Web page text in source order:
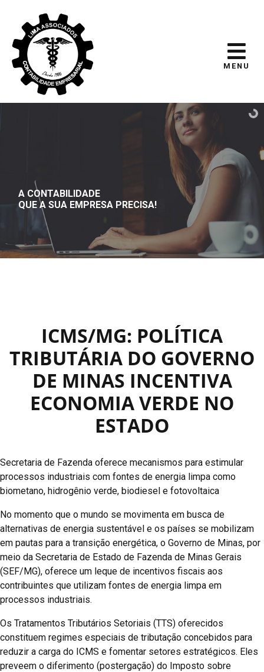
MENU
A CONTABILIDADE
QUE A SUA EMPRESA PRECISA!
ICMS/MG: POLÍTICA
TRIBUTÁRIA DO GOVERNO
DE MINAS INCENTIVA
ECONOMIA VERDE NO
ESTADO
Secretaria de Fazenda oferece mecanismos para estimular
processos industriais com fontes de energia limpa como
biometano, hidrogênio verde, biodiesel e fotovoltaica
No momento que o mundo se movimenta em busca de
alternativas de energia sustentável e os países se mobilizam
em pautas para a transição energética, o Governo de Minas, por
meio da Secretaria de Estado de Fazenda de Minas Gerais
(SEF/MG), oferece um leque de incentivos fiscais aos
contribuintes que utilizam fontes de energia limpa em
processos industriais.
Os Tratamentos Tributários Setoriais (TTS) oferecidos
constituem regimes especiais de tributação concebidos para
reduzir a carga do ICMS e fomentar setores estratégicos. Eles
preveem o diferimento (postergação) do Imposto sobre